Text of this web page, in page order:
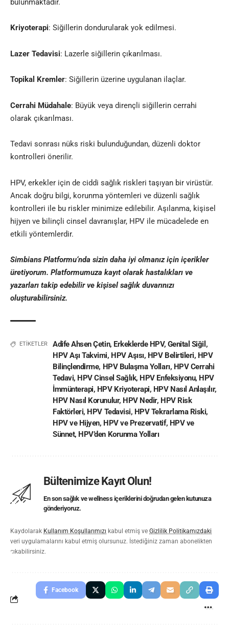
bulunmaktadır.
Kriyoterapi: Siğillerin dondurularak yok edilmesi.
Lazer Tedavisi: Lazerle siğillerin çıkarılması.
Topikal Kremler: Siğillerin üzerine uygulanan ilaçlar.
Cerrahi Müdahale: Büyük veya dirençli siğillerin cerrahi
olarak çıkarılması.
Tedavi sonrası nüks riski bulunduğundan, düzenli doktor
kontrolleri önerilir.
HPV, erkekler için de ciddi sağlık riskleri taşıyan bir virüstür.
Ancak doğru bilgi, korunma yöntemleri ve düzenli sağlık
kontrolleri ile bu riskler minimize edilebilir. Aşılanma, kişisel
hijyen ve bilinçli cinsel davranışlar, HPV ile mücadelede en
etkili yöntemlerdir.
Simbians Platformu‘nda sizin daha iyi olmanız için içerikler
üretiyorum. Platformumuza kayıt olarak hastalıkları ve
yazarları takip edebilir ve kişisel sağlık duvarınızı
oluşturabilirsiniz.
ETİKETLER Adife Ahsen Çetin, Erkeklerde HPV, Genital Siğil ,
HPV Aşı Takvimi, HPV Aşısı, HPV Belirtileri, HPV
Bilinçlendirme, HPV Bulaşma Yolları, HPV Cerrahi
Tedavi, HPV Cinsel Sağlık, HPV Enfeksiyonu, HPV
İmmünterapi, HPV Kriyoterapi, HPV Nasıl Anlaşılır,
HPV Nasıl Korunulur, HPV Nedir, HPV Risk
Faktörleri, HPV Tedavisi, HPV Tekrarlama Riski,
HPV ve Hijyen, HPV ve Prezervatif, HPV ve
Sünnet, HPV’den Korunma Yolları
Bültenimize Kayıt Olun!
En son sağlık ve wellness içeriklerini doğrudan gelen kutunuza
gönderiyoruz.
Kaydolarak Kullanım Koşullarımızı kabul etmiş ve Gizlilik Politikamızdaki
veri uygulamalarını kabul etmiş olursunuz. İstediğiniz zaman abonelikten
çıkabilirsiniz.
Facebook